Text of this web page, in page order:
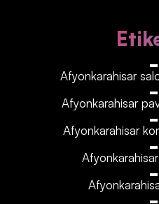
Afyonkarahisar‎‎‎‎
Afyonkarahisar‎‎‎‎
Afyonkarahisar‎‎‎‎